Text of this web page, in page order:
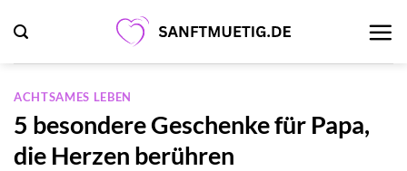
Inhalt
springen
ACHTSAMES LEBEN
5 besondere Geschenke für Papa,
die Herzen berühren